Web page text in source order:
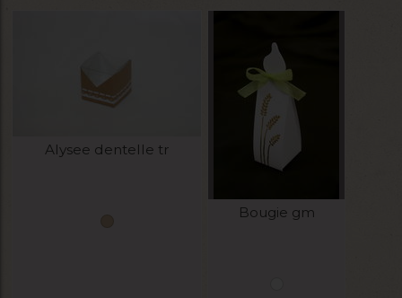
Alysee dentelle tr
Bougie gm